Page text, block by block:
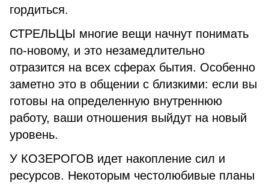
гордиться.
СТРЕЛЬЦЫ многие вещи начнут понимать
по-новому, и это незамедлительно
отразится на всех сферах бытия. Особенно
заметно это в общении с близкими: если вы
готовы на определенную внутреннюю
работу, ваши отношения выйдут на новый
уровень.
У КОЗЕРОГОВ идет накопление сил и
ресурсов. Некоторым честолюбивые планы